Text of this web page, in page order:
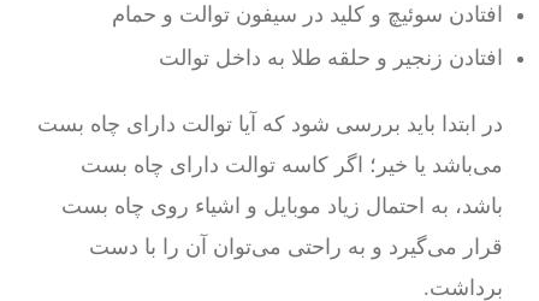
افتادن سوئیچ و کلید در سیفون توالت و حمام
افتادن زنجیر و حلقه طلا به داخل توالت
در ابتدا باید بررسی شود که آیا توالت دارای چاه بست
می‌باشد یا خیر؛ اگر کاسه توالت دارای چاه بست
باشد، به احتمال زیاد موبایل و اشیاء روی چاه بست
قرار می‌گیرد و به راحتی می‌توان آن را با دست
برداشت.